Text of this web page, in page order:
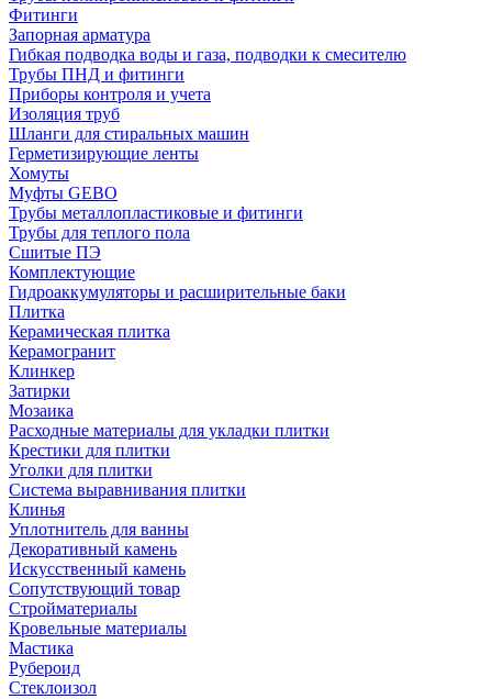
Фитинги
Запорная арматура
Гибкая подводка воды и газа, подводки к смесителю
Трубы ПНД и фитинги
Приборы контроля и учета
Изоляция труб
Шланги для стиральных машин
Герметизирующие ленты
Хомуты
Муфты GEBO
Трубы металлопластиковые и фитинги
Трубы для теплого пола
Сшитые ПЭ
Комплектующие
Гидроаккумуляторы и расширительные баки
Плитка
Керамическая плитка
Керамогранит
Клинкер
Затирки
Мозаика
Расходные материалы для укладки плитки
Крестики для плитки
Уголки для плитки
Система выравнивания плитки
Клинья
Уплотнитель для ванны
Декоративный камень
Искусственный камень
Сопутствующий товар
Стройматериалы
Кровельные материалы
Мастика
Рубероид
Стеклоизол